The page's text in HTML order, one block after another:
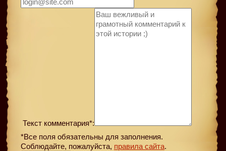
Текст комментария*:
*Все поля обязательны для заполнения.
Соблюдайте, пожалуйста, правила сайта.